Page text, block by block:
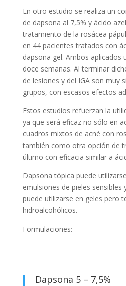
En otro estudio se realiza un
de dapsona al 7,5% y ácido
tratamiento de la rosácea
en 44 pacientes tratados con
dapsona gel. Ambos aplicados
doce semanas. Al terminar
de lesiones y del IGA son muy
grupos, con escasos efectos
Estos estudios refuerzan la
ya que será eficaz no sólo en
cuadros mixtos de acné con
también como otra opción de
último con eficacia similar a
Dapsona tópica puede
emulsiones de pieles sensibles
puede utilizarse en geles pero
hidroalcohólicos.
Formulaciones:
Dapsona 5 – 7,5%